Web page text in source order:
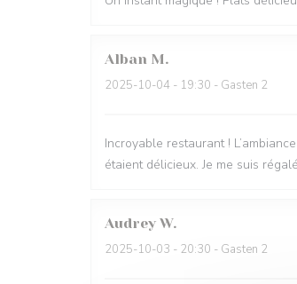
Alban M
2025-10-04 - 19:30 - Gasten 2
Incroyable restaurant !
étaient délicieux. Je me suis
Audrey W
2025-10-03 - 20:30 - Gasten 2